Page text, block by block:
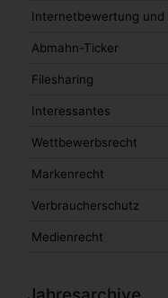
Internetbewertung und
Abmahn-Ticker
Filesharing
Interessantes
Wettbewerbsrecht
Markenrecht
Verbraucherschutz
Medienrecht